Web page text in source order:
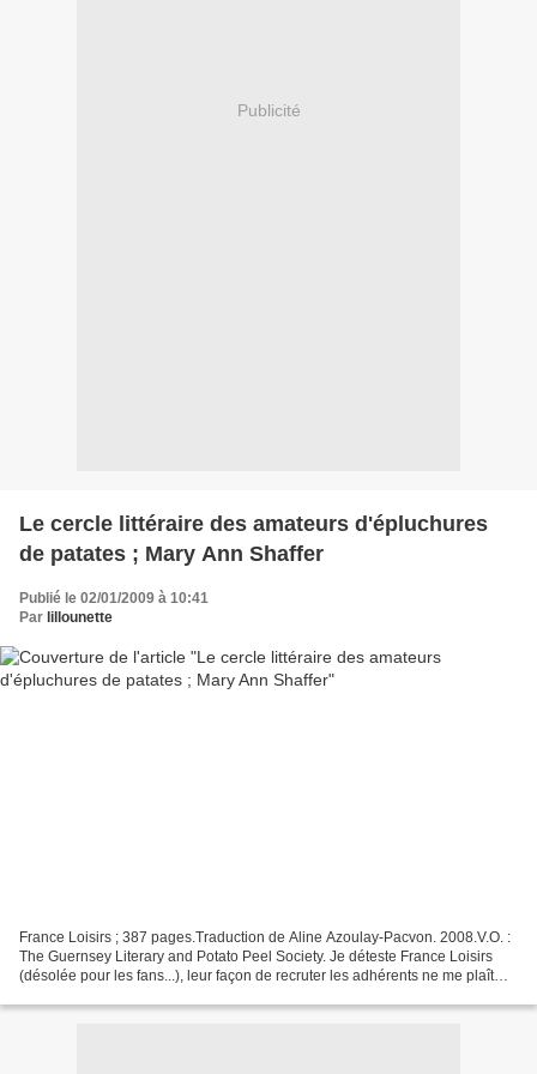
Publicité
Le cercle littéraire des amateurs d'épluchures
de patates ; Mary Ann Shaffer
Publié le 02/01/2009 à 10:41
Par lillounette
France Loisirs ; 387 pages.Traduction de Aline Azoulay-Pacvon. 2008.V.O. :
The Guernsey Literary and Potato Peel Society. Je déteste France Loisirs
(désolée pour les fans...), leur façon de recruter les adhérents ne me plaît